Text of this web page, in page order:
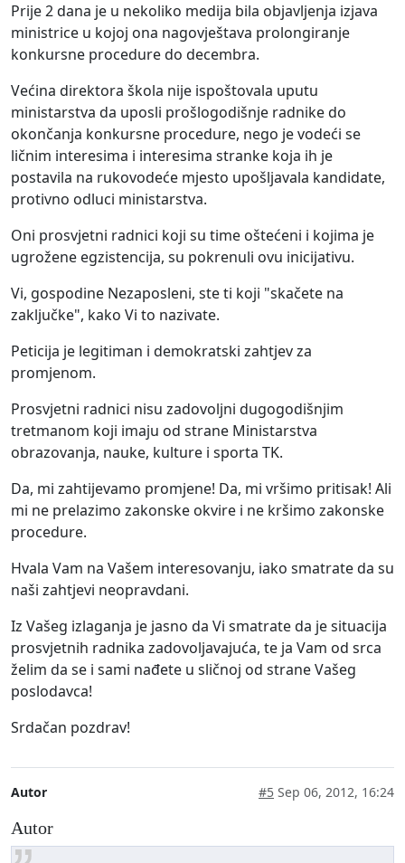
Prije 2 dana je u nekoliko medija bila objavljenja izjava
ministrice u kojoj ona nagovještava prolongiranje
konkursne procedure do decembra.
Većina direktora škola nije ispoštovala uputu
ministarstva da uposli prošlogodišnje radnike do
okončanja konkursne procedure, nego je vodeći se
ličnim interesima i interesima stranke koja ih je
postavila na rukovodeće mjesto upošljavala kandidate,
protivno odluci ministarstva.
Oni prosvjetni radnici koji su time oštećeni i kojima je
ugrožene egzistencija, su pokrenuli ovu inicijativu.
Vi, gospodine Nezaposleni, ste ti koji "skačete na
zaključke", kako Vi to nazivate.
Peticija je legitiman i demokratski zahtjev za
promjenom.
Prosvjetni radnici nisu zadovoljni dugogodišnjim
tretmanom koji imaju od strane Ministarstva
obrazovanja, nauke, kulture i sporta TK.
Da, mi zahtijevamo promjene! Da, mi vršimo pritisak! Ali
mi ne prelazimo zakonske okvire i ne kršimo zakonske
procedure.
Hvala Vam na Vašem interesovanju, iako smatrate da su
naši zahtjevi neopravdani.
Iz Vašeg izlaganja je jasno da Vi smatrate da je situacija
prosvjetnih radnika zadovoljavajuća, te ja Vam od srca
želim da se i sami nađete u sličnoj od strane Vašeg
poslodavca!
Srdačan pozdrav!
Autor #5 Sep 06, 2012, 16:24
Autor